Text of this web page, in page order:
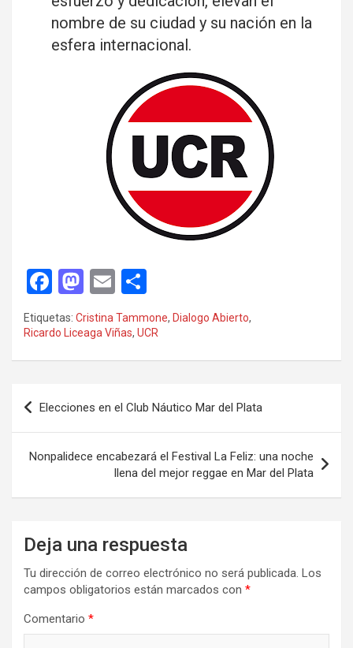
nombre de su ciudad y su nación en la
esfera internacional.
F
a
ce
b
o
k
M
a
st
o
o
n
E
m
ail m
p
tir
Etiquetas: Cristina Tammone, Dialogo Abierto,
Ricardo Liceaga Viñas, UCR
Navegación
de
entradas
Elecciones en el Club Náutico Mar del Plata
Nonpalidece encabezará el Festival La Feliz: una noche
llena del mejor reggae en Mar del Plata
Deja una respuesta
Tu dirección de correo electrónico no será publicada. Los
campos obligatorios están marcados con *
Comentario *